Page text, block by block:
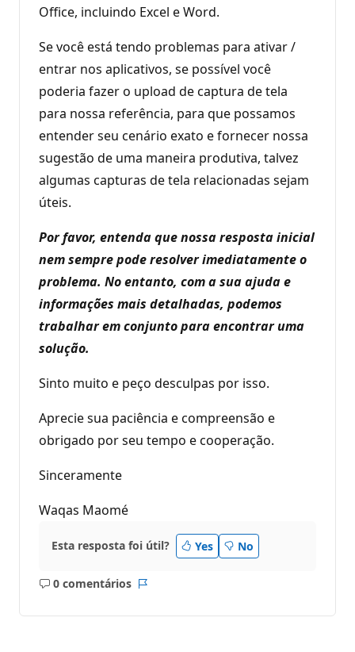
Office, incluindo Excel e Word.
Se você está tendo problemas para ativar /
entrar nos aplicativos, se possível você
poderia fazer o upload de captura de tela
para nossa referência, para que possamos
entender seu cenário exato e fornecer nossa
sugestão de uma maneira produtiva, talvez
algumas capturas de tela relacionadas sejam
úteis.
Por favor, entenda que nossa resposta inicial
nem sempre pode resolver imediatamente o
problema. No entanto, com a sua ajuda e
informações mais detalhadas, podemos
trabalhar em conjunto para encontrar uma
solução.
Sinto muito e peço desculpas por isso.
Aprecie sua paciência e compreensão e
obrigado por seu tempo e cooperação.
Sinceramente
Waqas Maomé
Esta resposta foi útil? Yes No
0 comentários
Sem